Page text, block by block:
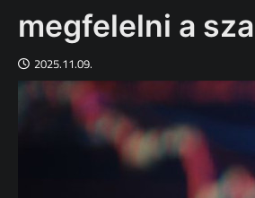
megfelelni a
2025.11.09.